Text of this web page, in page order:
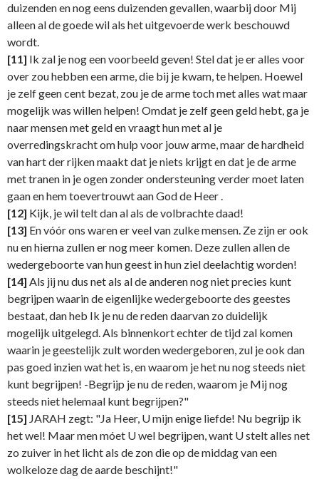
duizenden en nog eens duizenden gevallen, waarbij door Mij
alleen al de goede wil als het uitgevoerde werk beschouwd
wordt.
[11] Ik zal je nog een voorbeeld geven! Stel dat je er alles voor
over zou hebben een arme, die bij je kwam, te helpen. Hoewel
je zelf geen cent bezat, zou je de arme toch met alles wat maar
mogelijk was willen helpen! Omdat je zelf geen geld hebt, ga je
naar mensen met geld en vraagt hun met al je
overredingskracht om hulp voor jouw arme, maar de hardheid
van hart der rijken maakt dat je niets krijgt en dat je de arme
met tranen in je ogen zonder ondersteuning verder moet laten
gaan en hem toevertrouwt aan God de Heer .
[12] Kijk, je wil telt dan al als de volbrachte daad!
[13] En vóór ons waren er veel van zulke mensen. Ze zijn er ook
nu en hierna zullen er nog meer komen. Deze zullen allen de
wedergeboorte van hun geest in hun ziel deelachtig worden!
[14] Als jij nu dus net als al de anderen nog niet precies kunt
begrijpen waarin de eigenlijke wedergeboorte des geestes
bestaat, dan heb Ik je nu de reden daarvan zo duidelijk
mogelijk uitgelegd. Als binnenkort echter de tijd zal komen
waarin je geestelijk zult worden wedergeboren, zul je ook dan
pas goed inzien wat het is, en waarom je het nu nog steeds niet
kunt begrijpen! -Begrijp je nu de reden, waarom je Mij nog
steeds niet helemaal kunt begrijpen?"
[15] JARAH zegt: "Ja Heer, U mijn enige liefde! Nu begrijp ik
het wel! Maar men móet U wel begrijpen, want U stelt alles net
zo zuiver in het licht als de zon die op de middag van een
wolkeloze dag de aarde beschijnt!"